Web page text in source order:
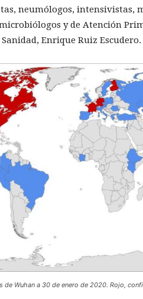
neumólogos, intensivistas,
y de Atención
Enrique Ruiz Escudero.
de Wuhan a 30 de enero de 2020. Rojo,